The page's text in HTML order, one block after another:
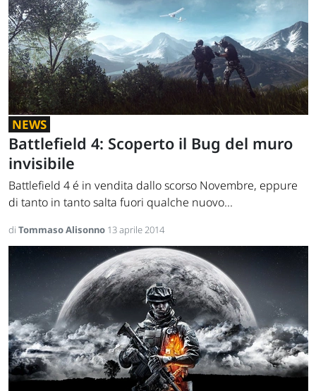
NEWS
Battlefield 4: Scoperto il Bug del muro
invisibile
Battlefield 4 é in vendita dallo scorso Novembre, eppure
di tanto in tanto salta fuori qualche nuovo...
di Tommaso Alisonno 13 aprile 2014